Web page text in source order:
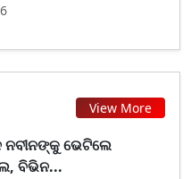
View More
ନବୀନଙ୍କୁ ଭେଟିଲେ
ବିଭିନ...